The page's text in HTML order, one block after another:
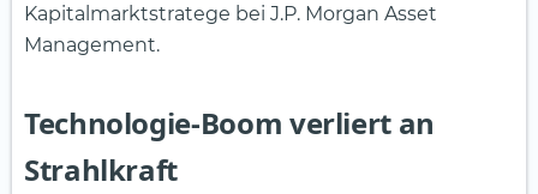
Kapitalmarktstratege bei J.P. Morgan Asset
Management.
Technologie-Boom verliert an
Strahlkraft